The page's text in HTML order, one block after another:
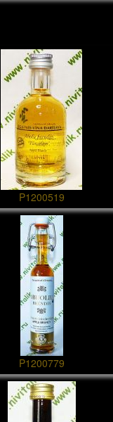
P1200519
P1200779